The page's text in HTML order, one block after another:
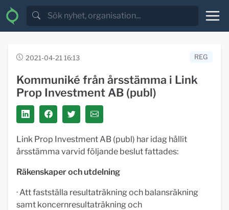
2021-04-21 16:13 REG
Kommuniké från årsstämma i Link
Prop Investment AB (publ)
Link Prop Investment AB (publ) har idag hållit
årsstämma varvid följande beslut fattades:
Räkenskaper och utdelning
· Att fastställa resultaträkning och balansräkning
samt koncernresultaträkning och